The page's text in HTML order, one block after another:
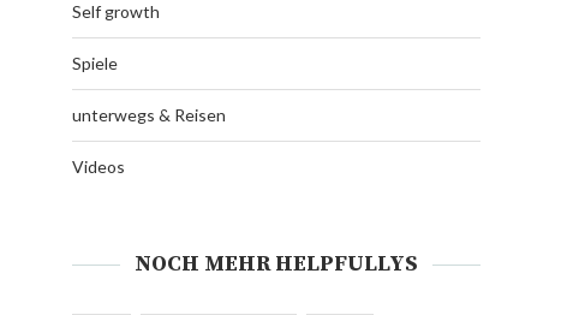
Self growth
Spiele
unterwegs & Reisen
Videos
NOCH MEHR HELPFULLYS